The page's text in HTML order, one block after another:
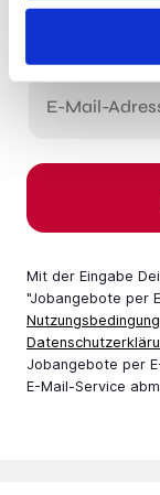
Du möchtest
Jobangebote
E-Mail-Adresse
Mit der Eingabe
"Jobangebote per
Jobangebote per
E-Mail-Service